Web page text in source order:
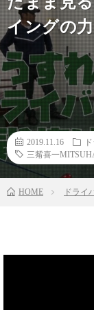
イングの
2019.11.16
三觜喜一
HOME ドライ